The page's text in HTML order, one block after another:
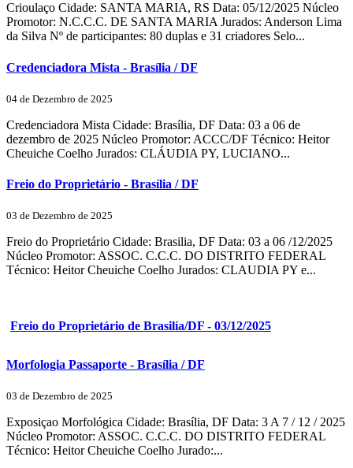
Crioulaço Cidade: SANTA MARIA, RS Data: 05/12/2025 Núcleo
Promotor: N.C.C.C. DE SANTA MARIA Jurados: Anderson Lima
da Silva Nº de participantes: 80 duplas e 31 criadores Selo...
Credenciadora Mista - Brasília / DF
04 de Dezembro de 2025
Credenciadora Mista Cidade: Brasília, DF Data: 03 a 06 de
dezembro de 2025 Núcleo Promotor: ACCC/DF Técnico: Heitor
Cheuiche Coelho Jurados: CLÁUDIA PY, LUCIANO...
Freio do Proprietário - Brasília / DF
03 de Dezembro de 2025
Freio do Proprietário Cidade: Brasilia, DF Data: 03 a 06 /12/2025
Núcleo Promotor: ASSOC. C.C.C. DO DISTRITO FEDERAL
Técnico: Heitor Cheuiche Coelho Jurados: CLAUDIA PY e...
Freio do Proprietário de Brasilía/DF - 03/12/2025
Morfologia Passaporte - Brasília / DF
03 de Dezembro de 2025
Exposiçao Morfológica Cidade: Brasília, DF Data: 3 A 7 / 12 / 2025
Núcleo Promotor: ASSOC. C.C.C. DO DISTRITO FEDERAL
Técnico: Heitor Cheuiche Coelho Jurado:...